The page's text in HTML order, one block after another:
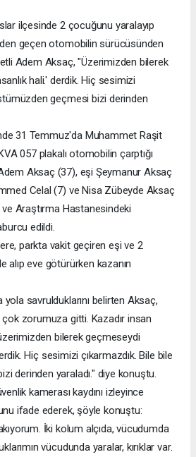
ilçesinde 2 çocuğunu yaralayıp
geçen otomobilin sürücüsünden
Adem Aksaç, "Üzerimizden bilerek
hali.' derdik. Hiç sesimizi
geçmesi bizi derinden
31 Temmuz'da Muhammet Raşit
057 plakalı otomobilin çarptığı
Aksaç (37), eşi Şeymanur Aksaç
Celal (7) ve Nisa Zübeyde Aksaç
Araştırma Hastanesindeki
edildi.
parkta vakit geçiren eşi ve 2
eve götürürken kazanın
savrulduklarını belirten Aksaç,
çok zorumuza gitti. Kazadır insan
üzerimizden bilerek geçmeseydi
Hiç sesimizi çıkarmazdık. Bile bile
derinden yaraladı." diye konuştu.
kamerası kaydını izleyince
ifade ederek, şöyle konuştu:
İki kolum alçıda, vücudumda
vücudunda yaralar, kırıklar var.